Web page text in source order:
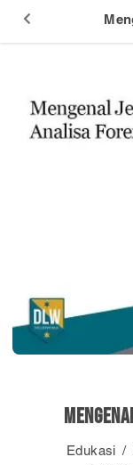
Edukasi